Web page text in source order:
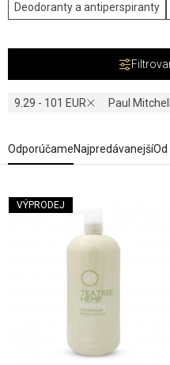
Deodoranty a antiperspiranty
OdporúčameNajpredávanejší
9.29 - 101 EUR
Paul Mitchell
VÝPRODEJ